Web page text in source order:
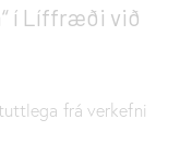
í Líffræði við
frá verkefni